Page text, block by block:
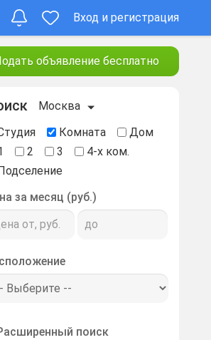
Вход и регистрация
объявление бесплатно
Москва
Комната
Дом
2 3
4-х ком.
за месяц (руб.)
поиск